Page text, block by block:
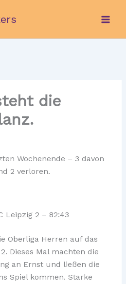
die
Wochenende – 3 davon
2 verloren.
Leipzig 2 – 82:43
Oberliga Herren auf das
Dieses Mal machten die
an Ernst und ließen die
Spiel kommen. Starke